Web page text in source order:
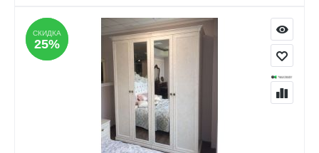
СКИДКА
25%
СКИДКА
25%